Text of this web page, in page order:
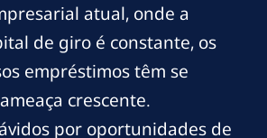
atual, onde a
de giro é constante, os
empréstimos têm se
crescente.
por oportunidades de